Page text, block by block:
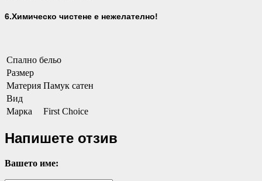
6.Химическо чистене е нежелателно!
Спално бельо
Размер
Материя Памук сатен
Вид
Марка
First Choice
Напишете отзив
Вашето име: